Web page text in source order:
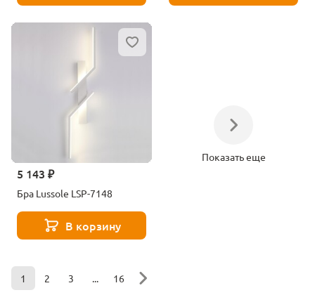
5 143 ₽
Бра Lussole LSP-7148
В корзину
Показать еще
1 2 3 16